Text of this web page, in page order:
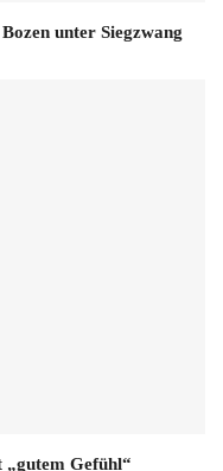
unter Siegzwang
Gefühl“